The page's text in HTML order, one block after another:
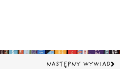
NASTĘPNY WYWIAD